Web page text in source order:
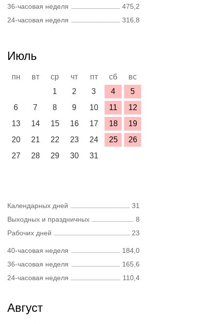
36-часовая неделя
475,2
24-часовая неделя
316,8
Июль
пн вт ср чт пт сб
вс
1
2 3 4
5
6
7 8 9 10 11
12
13
14 15 16 17 18
19
20
21 22 23 24 25
26
27
28 29 30 31
Календарных дней
31
Выходных и праздничных
8
Рабочих дней
23
40-часовая неделя
184,0
36-часовая неделя
165,6
24-часовая неделя
110,4
Август